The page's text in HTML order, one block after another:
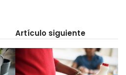
Artículo siguiente